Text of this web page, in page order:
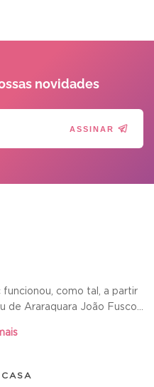
novidades
ASSINAR
como tal, a partir
de Araraquara João Fusco...